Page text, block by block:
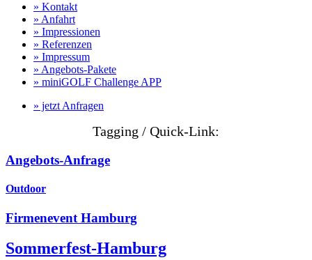
» Kontakt
» Anfahrt
» Impressionen
» Referenzen
» Impressum
» Angebots-Pakete
» miniGOLF Challenge APP
» jetzt Anfragen
Tagging / Quick-Link:
Angebots-Anfrage
Outdoor
Firmenevent Hamburg
Sommerfest-Hamburg